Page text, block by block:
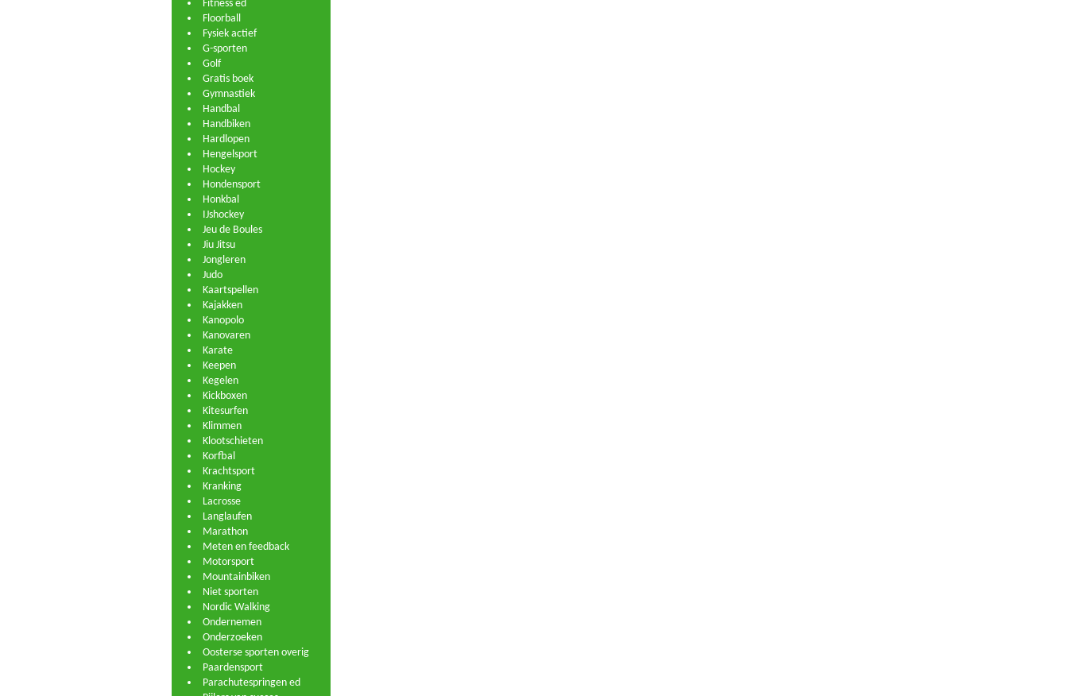
Fitness ed
Floorball
Fysiek actief
G-sporten
Golf
Gratis boek
Gymnastiek
Handbal
Handbiken
Hardlopen
Hengelsport
Hockey
Hondensport
Honkbal
IJshockey
Jeu de Boules
Jiu Jitsu
Jongleren
Judo
Kaartspellen
Kajakken
Kanopolo
Kanovaren
Karate
Keepen
Kegelen
Kickboxen
Kitesurfen
Klimmen
Klootschieten
Korfbal
Krachtsport
Kranking
Lacrosse
Langlaufen
Marathon
Meten en feedback
Motorsport
Mountainbiken
Niet sporten
Nordic Walking
Ondernemen
Onderzoeken
Oosterse sporten overig
Paardensport
Parachutespringen ed